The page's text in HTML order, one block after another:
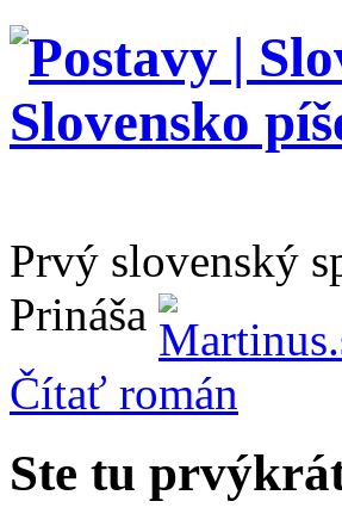
Prvý slovenský
Prináša
Čítať román
Ste tu